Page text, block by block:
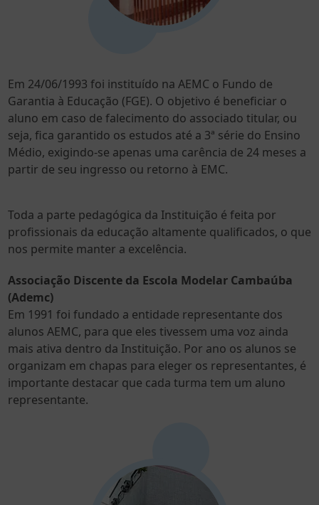
Em 24/06/1993 foi instituído na AEMC o Fundo de
Garantia à Educação (FGE). O objetivo é beneficiar o
aluno em caso de falecimento do associado titular, ou
seja, fica garantido os estudos até a 3ª série do Ensino
Médio, exigindo-se apenas uma carência de 24 meses a
partir de seu ingresso ou retorno à EMC.
Toda a parte pedagógica da Instituição é feita por
profissionais da educação altamente qualificados, o que
nos permite manter a excelência.
Associação Discente da Escola Modelar Cambaúba
(Ademc)
Em 1991 foi fundado a entidade representante dos
alunos AEMC, para que eles tivessem uma voz ainda
mais ativa dentro da Instituição. Por ano os alunos se
organizam em chapas para eleger os representantes, é
importante destacar que cada turma tem um aluno
representante.